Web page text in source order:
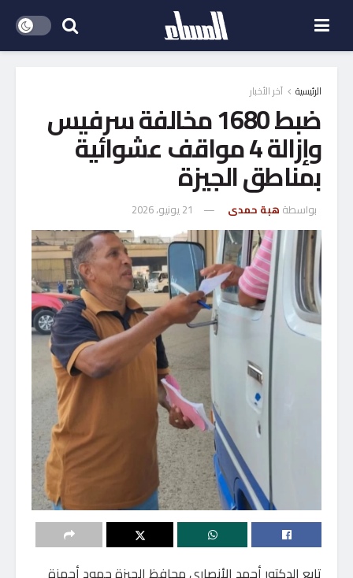
الرئيسية آخر الأخبار
ضبط 1680 مخالفة سرفيس
وإزالة 4 مواقف عشوائية
بمناطق الجيزة
بواسطة هبة حمدى 21 يونيو، 2026
تابع الدكتور أحمد الأنصاري محافظ الجيزة جهود أجهزة